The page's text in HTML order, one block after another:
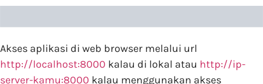
Akses aplikasi di web browser melalui url
http://localhost:8000 kalau di lokal atau http://ip-
server-kamu:8000 kalau menggunakan akses